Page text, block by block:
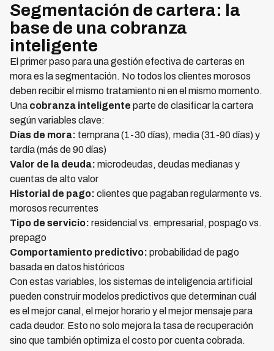
Segmentación de cartera: la
base de una cobranza
inteligente
El primer paso para una gestión efectiva de carteras en
mora es la segmentación. No todos los clientes morosos
deben recibir el mismo tratamiento ni en el mismo momento.
Una cobranza inteligente parte de clasificar la cartera
según variables clave:
Días de mora: temprana (1-30 días), media (31-90 días) y
tardía (más de 90 días)
Valor de la deuda: microdeudas, deudas medianas y
cuentas de alto valor
Historial de pago: clientes que pagaban regularmente vs.
morosos recurrentes
Tipo de servicio: residencial vs. empresarial, pospago vs.
prepago
Comportamiento predictivo: probabilidad de pago
basada en datos históricos
Con estas variables, los sistemas de inteligencia artificial
pueden construir modelos predictivos que determinan cuál
es el mejor canal, el mejor horario y el mejor mensaje para
cada deudor. Esto no solo mejora la tasa de recuperación
sino que también optimiza el costo por cuenta cobrada.